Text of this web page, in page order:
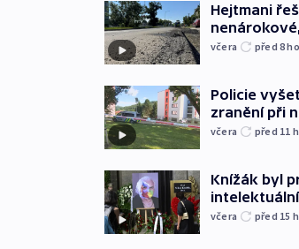
Hejtmani
včera před 8
Policie
zranění při
včera před 11
Knížák byl
včera před 15